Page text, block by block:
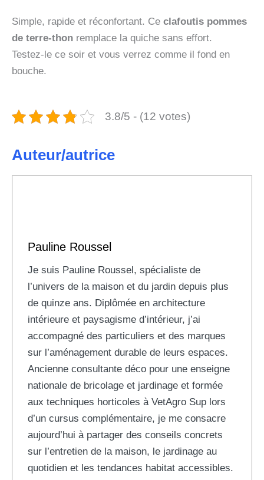
Simple, rapide et réconfortant. Ce clafoutis pommes
de terre-thon remplace la quiche sans effort.
Testez‑le ce soir et vous verrez comme il fond en
bouche.
3.8/5 - (12 votes)
Auteur/autrice
Pauline Roussel
Je suis Pauline Roussel, spécialiste de
l’univers de la maison et du jardin depuis plus
de quinze ans. Diplômée en architecture
intérieure et paysagisme d’intérieur, j’ai
accompagné des particuliers et des marques
sur l’aménagement durable de leurs espaces.
Ancienne consultante déco pour une enseigne
nationale de bricolage et jardinage et formée
aux techniques horticoles à VetAgro Sup lors
d’un cursus complémentaire, je me consacre
aujourd’hui à partager des conseils concrets
sur l’entretien de la maison, le jardinage au
quotidien et les tendances habitat accessibles.